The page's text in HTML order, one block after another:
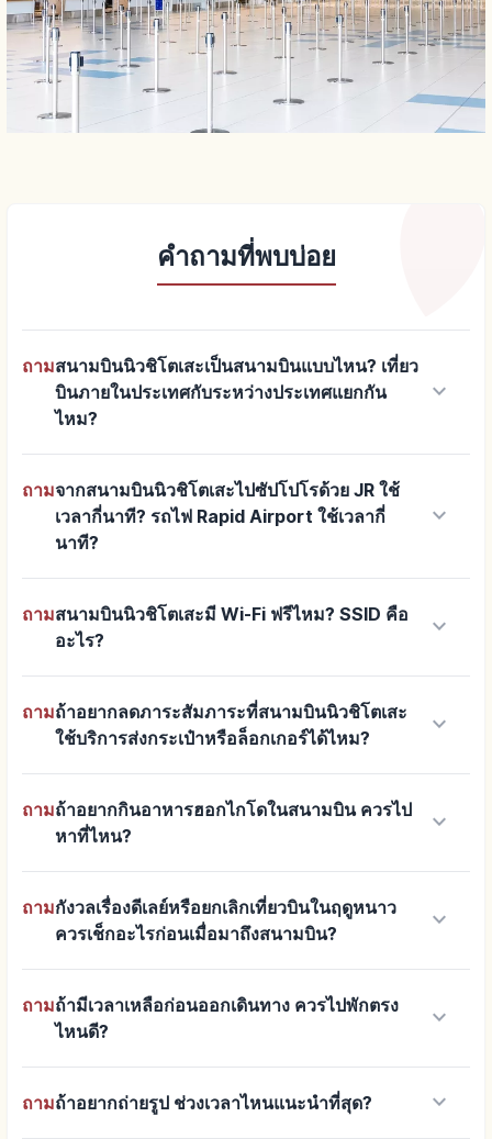
คำถามที่พบบ่อย
ถามสนามบินนิวชิโตเสะเป็นสนามบินแบบไหน? เที่ยว
บินภายในประเทศกับระหว่างประเทศแยกกัน
ไหม?
keyboard_arrow_down
ถามจากสนามบินนิวชิโตเสะไปซัปโปโรด้วย JR ใช้
เวลากี่นาที? รถไฟ Rapid Airport ใช้เวลากี่
นาที?
keyboard_arrow_down
ถามสนามบินนิวชิโตเสะมี Wi-Fi ฟรีไหม? SSID คือ
อะไร?
keyboard_arrow_down
ถามถ้าอยากลดภาระสัมภาระที่สนามบินนิวชิโตเสะ
ใช้บริการส่งกระเป๋าหรือล็อกเกอร์ได้ไหม?
keyboard_arrow_down
ถามถ้าอยากกินอาหารฮอกไกโดในสนามบิน ควรไป
หาที่ไหน?
keyboard_arrow_down
ถามกังวลเรื่องดีเลย์หรือยกเลิกเที่ยวบินในฤดูหนาว
ควรเช็กอะไรก่อนเมื่อมาถึงสนามบิน?
keyboard_arrow_down
ถามถ้ามีเวลาเหลือก่อนออกเดินทาง ควรไปพักตรง
ไหนดี?
keyboard_arrow_down
ถามถ้าอยากถ่ายรูป ช่วงเวลาไหนแนะนำที่สุด? keyboard_arrow_down